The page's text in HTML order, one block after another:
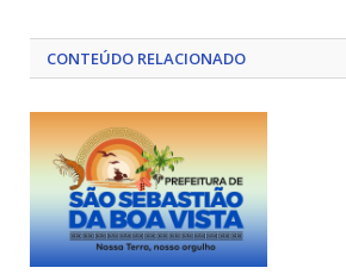
CONTEÚDO RELACIONADO